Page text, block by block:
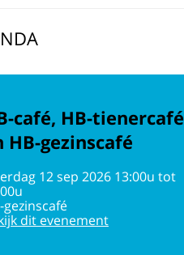
café, HB-tienercafé
HB-gezinscafé
12 sep 2026 13:00u tot
gezinscafé
dit evenement